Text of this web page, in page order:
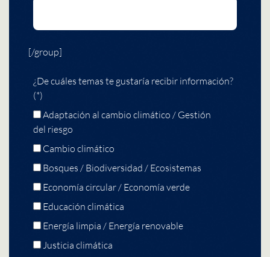
[/group]
¿De cuáles temas te gustaría recibir información?
(*)
Adaptación al cambio climático / Gestión
del riesgo
Cambio climático
Bosques / Biodiversidad / Ecosistemas
Economía circular / Economía verde
Educación climática
Energía limpia / Energía renovable
Justicia climática